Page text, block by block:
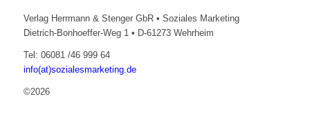
Verlag Herrmann & Stenger GbR • Soziales Marketing
Dietrich-Bonhoeffer-Weg 1 • D-61273 Wehrheim
Tel: 06081 /46 999 64
info(at)sozialesmarketing.de
©2026